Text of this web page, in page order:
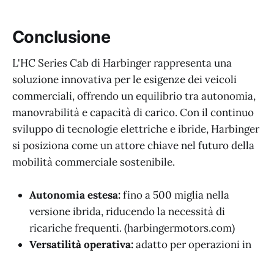
Conclusione
L'HC Series Cab di Harbinger rappresenta una
soluzione innovativa per le esigenze dei veicoli
commerciali, offrendo un equilibrio tra autonomia,
manovrabilità e capacità di carico. Con il continuo
sviluppo di tecnologie elettriche e ibride, Harbinger
si posiziona come un attore chiave nel futuro della
mobilità commerciale sostenibile.
Autonomia estesa:fino a 500 miglia nella
versione ibrida, riducendo la necessità di
ricariche frequenti. (harbingermotors.com)
Versatilità operativa:adatto per operazioni in